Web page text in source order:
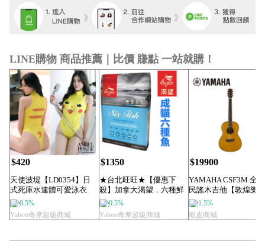
LINE購物 商品推薦｜比價 賺點 一站就購！
$420
天使波堤【LD0354】日
式死庫水連體可愛泳衣
cosplay...
0.5%
Yahoo奇摩超級商城
$1350
★台北旺旺★【優惠下
殺】加拿大渴望．六種鮮
魚+海藻貓飼料1....
0.5%
Yahoo奇摩超級商城
$19900
YAMAHA CSF3M 全
民謠木吉他【敦煌樂
1.5%
蝦皮商城